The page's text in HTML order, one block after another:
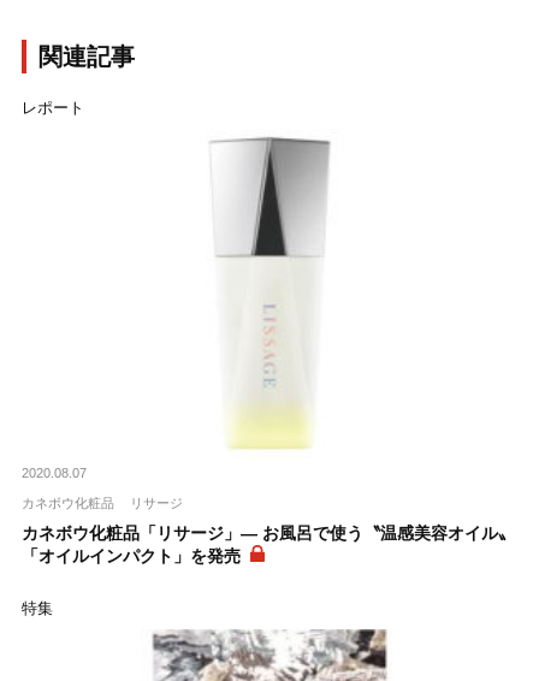
関連記事
レポート
2020.08.07
カネボウ化粧品 リサージ
カネボウ化粧品「リサージ」― お風呂で使う〝温感美容オイル〟
「オイルインパクト」を発売
特集